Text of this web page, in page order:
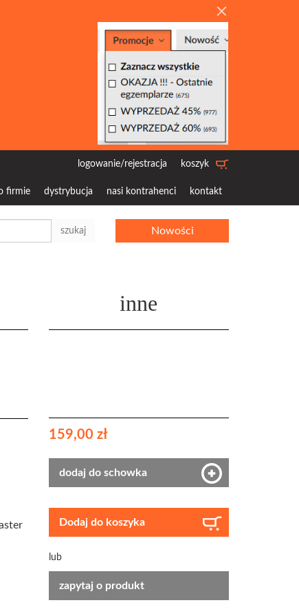
koszyk
logowanie/rejestracja
firmie dystrybucja nasi kontrahenci kontakt
szukaj Nowości
inne
159,00 zł
dodaj do schowka
Dodaj do koszyka
lub
zapytaj o produkt